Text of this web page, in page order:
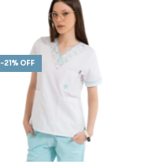
-21% OFF